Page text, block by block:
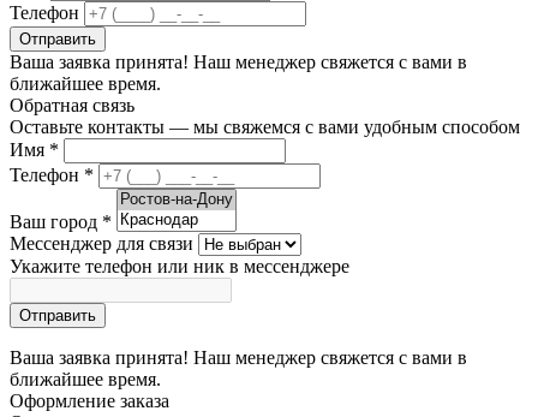
Телефон
Отправить
Ваша заявка принята! Наш менеджер свяжется с вами в
ближайшее время.
Обратная связь
Оставьте контакты — мы свяжемся с вами удобным способом
Имя *
Телефон *
Ваш город *
Мессенджер для связи
Укажите телефон или ник в мессенджере
Отправить
Ваша заявка принята! Наш менеджер свяжется с вами в
ближайшее время.
Оформление заказа